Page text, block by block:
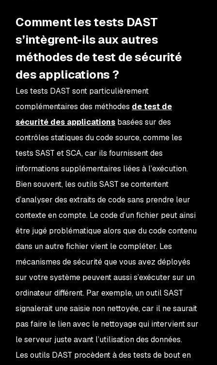
Comment les tests DAST
s’intègrent-ils aux autres
méthodes de test de sécurité
des applications ?
Les tests DAST sont particulièrement
complémentaires des méthodes de test de
sécurité des applications basées sur des
contrôles statiques du code source, comme les
tests SAST et SCA, car ils fournissent des
informations supplémentaires liées à l’exécution.
Bien souvent, les outils SAST se contentent
d’analyser des extraits de code sans prendre leur
contexte en compte. Le code d’un fichier peut ainsi
être jugé problématique alors que du code contenu
dans un autre fichier vient le compléter. Les
mécanismes de sécurité que vous avez déployés
sur votre système peuvent aussi s’exécuter sur un
ordinateur différent. Par exemple, un outil SAST
signalerait une saisie non nettoyée, car il ne saurait
pas faire le lien avec le nettoyage qui intervient sur
le serveur juste avant l’utilisation des données.
Les outils DAST procèdent à des tests de bout en